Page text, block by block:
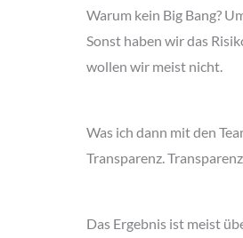
Warum kein Big Bang?
Sonst haben wir das
wollen wir meist nicht.
Was ich dann mit den
Transparenz.
Das Ergebnis ist meist